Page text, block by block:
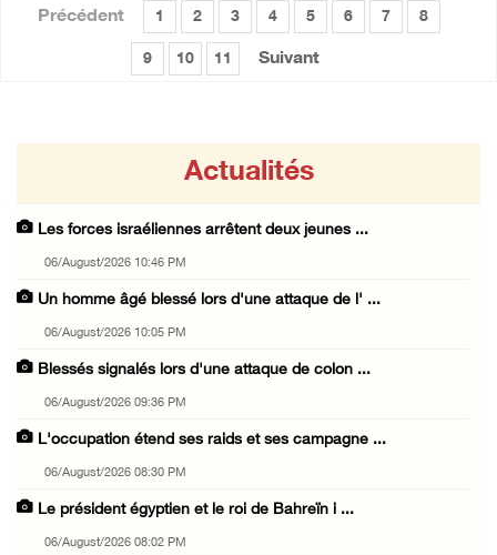
Précédent 1 2 3 4 5 6 7 8
9 10 11 Suivant
Actualités
Les forces israéliennes arrêtent deux jeunes ...
06/August/2026 10:46 PM
Un homme âgé blessé lors d'une attaque de l' ...
06/August/2026 10:05 PM
Blessés signalés lors d'une attaque de colon ...
06/August/2026 09:36 PM
L'occupation étend ses raids et ses campagne ...
06/August/2026 08:30 PM
Le président égyptien et le roi de Bahreïn i ...
06/August/2026 08:02 PM